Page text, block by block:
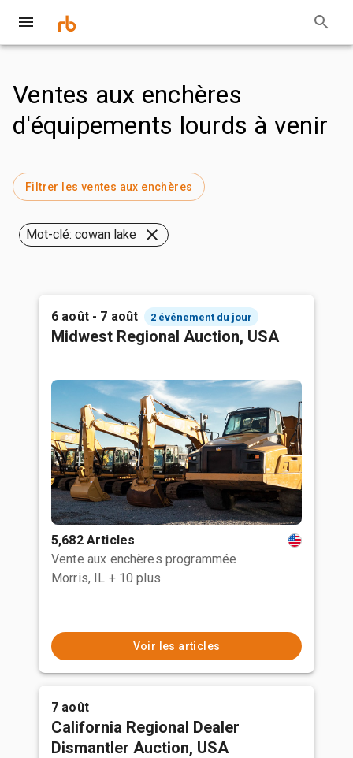
Ventes aux enchères
d'équipements lourds à venir
Filtrer les ventes aux enchères
Mot-clé: cowan lake
6 août - 7 août 2 événement du jour
Midwest Regional Auction, USA
5,682 Articles
Vente aux enchères programmée
Morris, IL + 10 plus
Voir les articles
7 août
California Regional Dealer
Dismantler Auction, USA